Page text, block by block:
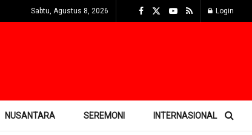
Sabtu, Agustus 8, 2026 Login
NUSANTARA SEREMONI INTERNASIONAL